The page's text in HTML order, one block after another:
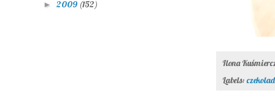
Ilona
Labels:
► 2009 (152)